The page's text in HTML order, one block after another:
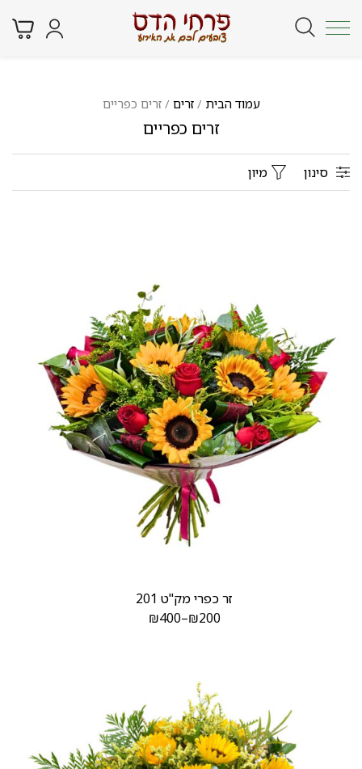
עמוד הבית /זרים / זרים כפריים
זרים כפריים
סינון מיון
זר כפרי מק"ט 201
₪200
–
₪400